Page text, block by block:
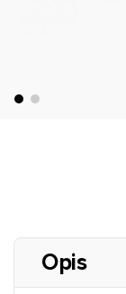
Opis